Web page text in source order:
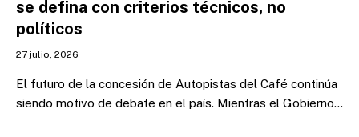
se defina con criterios técnicos, no
políticos
27 julio, 2026
El futuro de la concesión de Autopistas del Café continúa
siendo motivo de debate en el país. Mientras el Gobierno…